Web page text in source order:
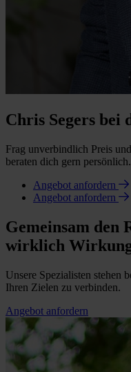
Chris Segers bei
Frag unverbindlich Preis
beraten dich gern persönlich.
Angebot anfordern
Angebot anfordern
Gemeinsam den
wirklich
Unsere Spezialisten stehen
Ihren Zielen zu verbinden.
Angebot anfordern